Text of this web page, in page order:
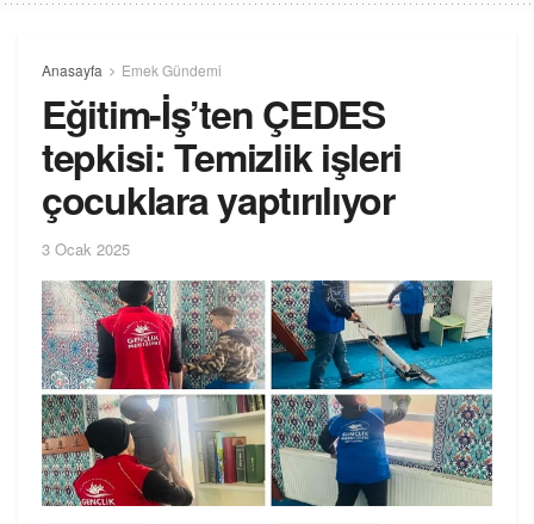
Anasayfa Emek Gündemi
Eğitim-İş’ten ÇEDES
tepkisi: Temizlik işleri
çocuklara yaptırılıyor
3 Ocak 2025